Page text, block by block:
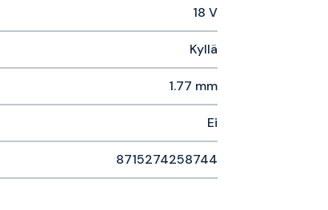
18 V
Kyllä
1.77 mm
Ei
8715274258744